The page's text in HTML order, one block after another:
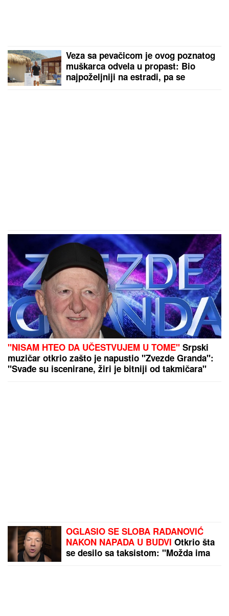
Veza sa pevačicom je ovog poznatog
muškarca odvela u propast: Bio
najpoželjniji na estradi, pa se
"NISAM HTEO DA UČESTVUJEM U TOME" Srpski
muzičar otkrio zašto je napustio "Zvezde Granda":
"Svađe su iscenirane, žiri je bitniji od takmičara"
OGLASIO SE SLOBA RADANOVIĆ
NAKON NAPADA U BUDVI Otkrio šta
se desilo sa taksistom: "Možda ima